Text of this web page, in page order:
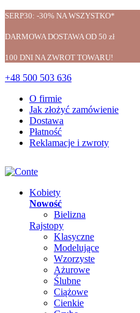
SERP30: -30% NA WSZYSTKO*
DARMOWA DOSTAWA OD 50 zł
100 DNI NA ZWROT TOWARU!
+48 500 503 636
O firmie
Jak złożyć zamówienie
Dostawa
Płatność
Reklamacje i zwroty
Kobiety
Nowość
Bielizna
Rajstopy
Klasyczne
Modelujące
Wzorzyste
Ażurowe
Ślubne
Ciążowe
Cienkie